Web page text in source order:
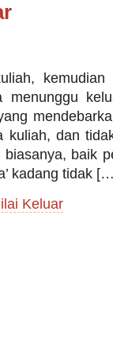
kuliah, dan
baik
kadang tidak
Keluar